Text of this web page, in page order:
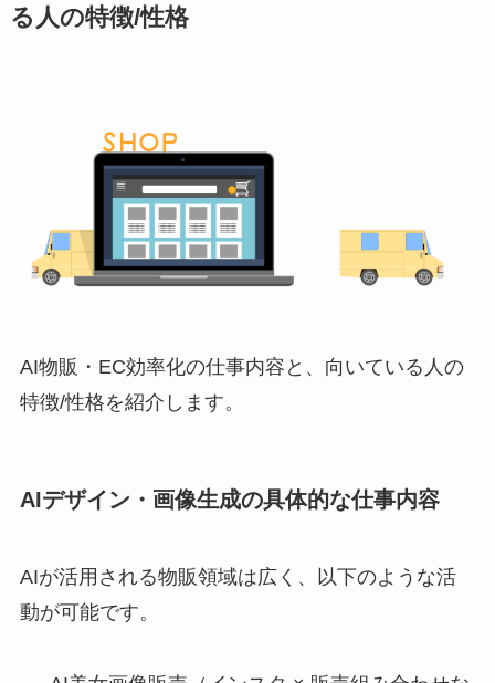
る人の特徴/性格
AI物販・EC効率化の仕事内容と、向いている人の
特徴/性格を紹介します。
AIデザイン・画像生成の具体的な仕事内容
AIが活用される物販領域は広く、以下のような活
動が可能です。